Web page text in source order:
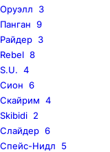
Оруэлл
3
Панган 9
Райдер 3
Rebel 8
S.U. 4
Сион 6
Скайрим 4
Skibidi 2
Слайдер 6
Спейс-Нидл
5